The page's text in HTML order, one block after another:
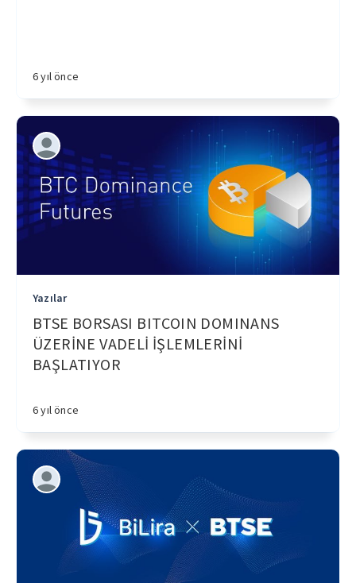
6 yıl önce
Yazılar
BTSE BORSASI BITCOIN DOMINANS
ÜZERİNE VADELİ İŞLEMLERİNİ
BAŞLATIYOR
6 yıl önce